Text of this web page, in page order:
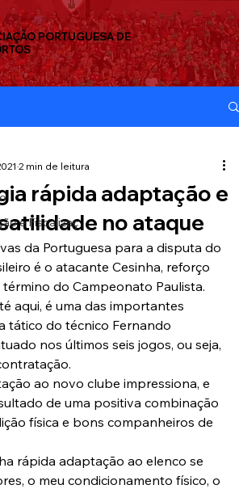
PORTUGUESA DE
e Fiscalizaç
rápida adaptação e
no ataque
2 min de leitura
da Portuguesa para a disputa do
é o atacante Cesinha, reforço
do Campeonato Paulista.
aqui, é uma das importantes
tático do técnico Fernando
nos últimos seis jogos, ou seja,
ao novo clube impressiona, e
de uma positiva combinação
física e bons companheiros de
rápida adaptação ao elenco se
o meu condicionamento físico, o